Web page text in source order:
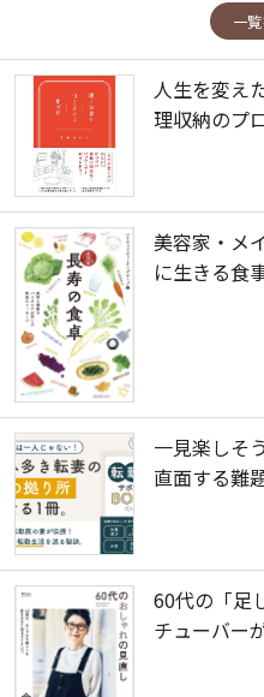
一
人生を変え
理収納のプ
美容家・メ
に生きる食
一見楽しそ
直面する難
60代の「足
チューバー